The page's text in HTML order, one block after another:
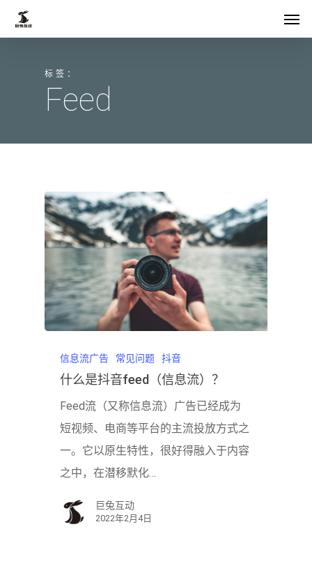
Skip
标签：
Feed
信息流广告 常见问题 抖音
什么是抖音feed（信息流）？
Feed流（又称信息流）广告已经成为
短视频、电商等平台的主流投放方式之
一。它以原生特性，很好得融入于内容
之中，在潜移默化…
巨兔互动
2022年2月4日